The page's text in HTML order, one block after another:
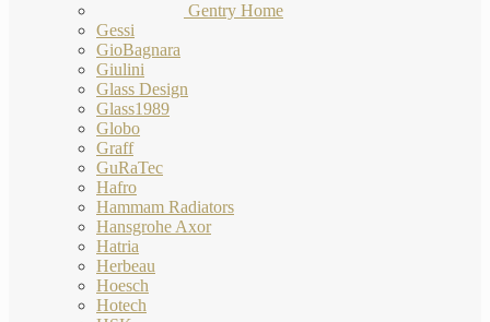
Gentry Home
Gessi
GioBagnara
Giulini
Glass Design
Glass1989
Globo
Graff
GuRaTec
Hafro
Hammam Radiators
Hansgrohe Axor
Hatria
Herbeau
Hoesch
Hotech